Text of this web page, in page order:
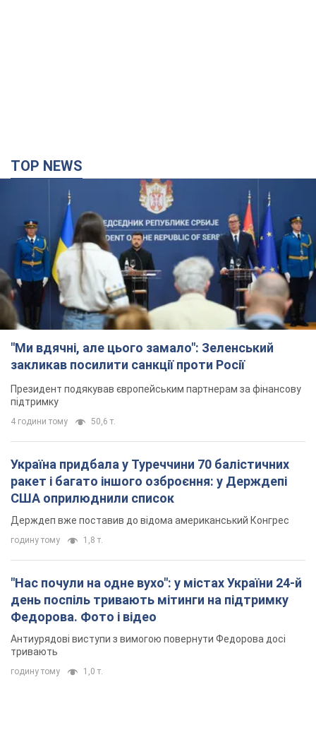
TOP NEWS
"Ми вдячні, але цього замало": Зеленський
закликав посилити санкції проти Росії
Президент подякував європейським партнерам за фінансову
підтримку
4 години тому 50,6 т.
Україна придбала у Туреччини 70 балістичних
ракет і багато іншого озброєння: у Держдепі
США оприлюднили список
Держдеп вже поставив до відома американський Конгрес
годину тому 1,8 т.
"Нас почули на одне вухо": у містах України 24-й
день поспіль тривають мітинги на підтримку
Федорова. Фото і відео
Антиурядові виступи з вимогою повернути Федорова досі
тривають
годину тому 1,0 т.